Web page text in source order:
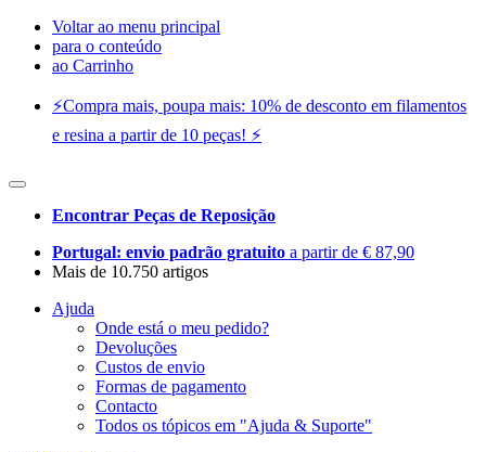
Voltar ao menu principal
para o conteúdo
ao Carrinho
⚡️Compra mais, poupa mais: 10% de desconto em filamentos
e resina a partir de 10 peças! ⚡️
Encontrar Peças de Reposição
Portugal: envio padrão gratuito a partir de € 87,90
Mais de 10.750 artigos
Ajuda
Onde está o meu pedido?
Devoluções
Custos de envio
Formas de pagamento
Contacto
Todos os tópicos em "Ajuda & Suporte"